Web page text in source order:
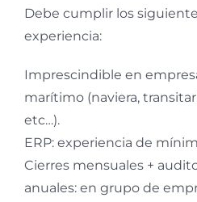
Debe cumplir los
experiencia:
Imprescindible en
marítimo (naviera,
etc…).
ERP: experiencia de
Cierres mensuales +
anuales: en grupo de